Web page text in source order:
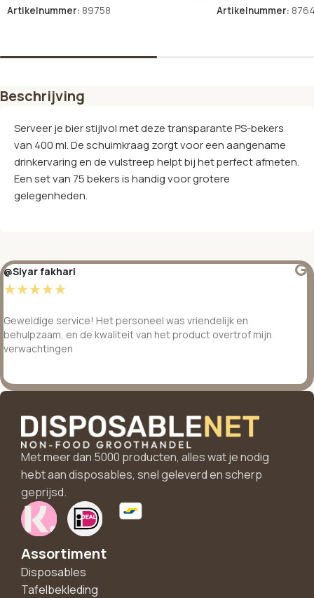
Artikelnummer: 89758 Artikelnummer:
Beschrijving
Serveer je bier stijlvol met deze transparante PS-bekers
van 400 ml. De schuimkraag zorgt voor een aangename
drinkervaring en de vulstreep helpt bij het perfect afmeten.
Een set van 75 bekers is handig voor grotere
gelegenheden.
@Siyar fakhari
☆☆☆☆☆
Geweldige service! Het personeel was vriendelijk en
behulpzaam, en de kwaliteit van het product overtrof mijn
verwachtingen
Met meer dan 5000 producten, alles wat je nodig
hebt aan disposables, snel geleverd en scherp
geprijsd.
Assortiment
Disposables
Tafelbekleding